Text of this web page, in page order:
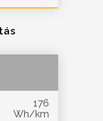
176
Wh/km